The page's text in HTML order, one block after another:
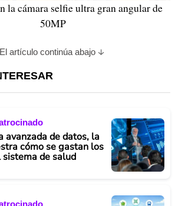
la cámara selfie ultra gran angular de
50MP
El artículo continúa abajo
avanzada de datos, la
cómo se gastan los
sistema de salud